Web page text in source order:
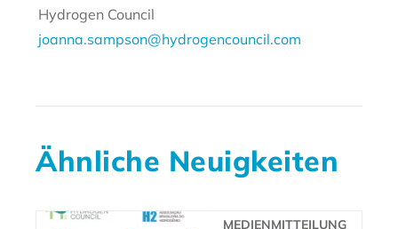
Hydrogen Council
joanna.sampson@hydrogencouncil.com
Ähnliche Neuigkeiten
MEDIENMITTEILUNG